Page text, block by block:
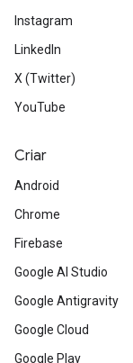
Instagram
LinkedIn
X (Twitter)
YouTube
Criar
Android
Chrome
Firebase
Google AI Studio
Google Antigravity
Google Cloud
Google Play